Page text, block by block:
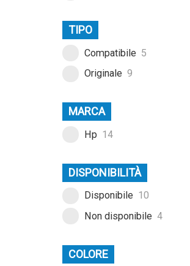
TIPO
Compatibile 5
Originale 9
MARCA
Hp 14
DISPONIBILITÀ
Disponibile 10
Non disponibile 4
COLORE